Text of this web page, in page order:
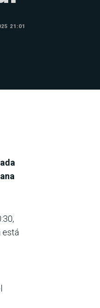
21:01
está